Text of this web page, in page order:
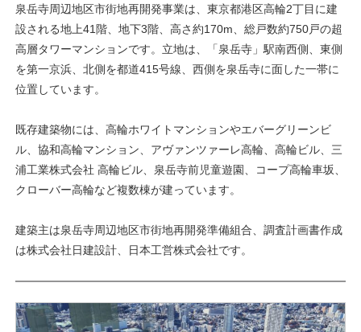
泉岳寺周辺地区市街地再開発事業は、東京都港区高輪2丁目に建
設される地上41階、地下3階、高さ約170m、総戸数約750戸の超
高層タワーマンションです。立地は、「泉岳寺」駅南西側、東側
を第一京浜、北側を都道415号線、西側を泉岳寺に面した一帯に
位置しています。
既存建築物には、高輪ホワイトマンションやエバーグリーンビ
ル、協和高輪マンション、アヴァンツァーレ高輪、高輪ビル、三
浦工業株式会社 高輪ビル、泉岳寺前児童遊園、コープ高輪車坂、
クローバー高輪など複数棟が建っています。
建築主は泉岳寺周辺地区市街地再開発準備組合、調査計画書作成
は株式会社日建設計、日本工営株式会社です。